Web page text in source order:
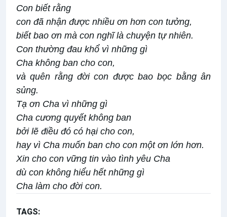
Con biết rằng
con đã nhận được nhiều ơn hơn con tưởng,
biết bao ơn mà con nghĩ là chuyện tự nhiên.
Con thường đau khổ vì những gì
Cha không ban cho con,
và quên rằng đời con được bao bọc bằng ân
sủng.
Tạ ơn Cha vì những gì
Cha cương quyết không ban
bởi lẽ điều đó có hại cho con,
hay vì Cha muốn ban cho con một ơn lớn hơn.
Xin cho con vững tin vào tình yêu Cha
dù con không hiểu hết những gì
Cha làm cho đời con.
TAGS: